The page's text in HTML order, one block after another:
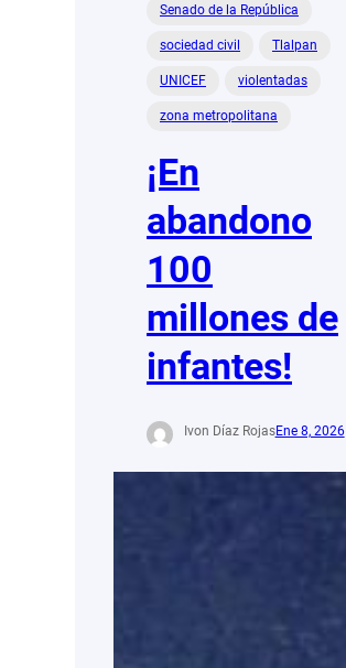
Senado de la República
sociedad civil Tlalpan
UNICEF violentadas
zona metropolitana
¡En
abandono
100
millones de
infantes!
Ivon Díaz RojasEne 8, 2026